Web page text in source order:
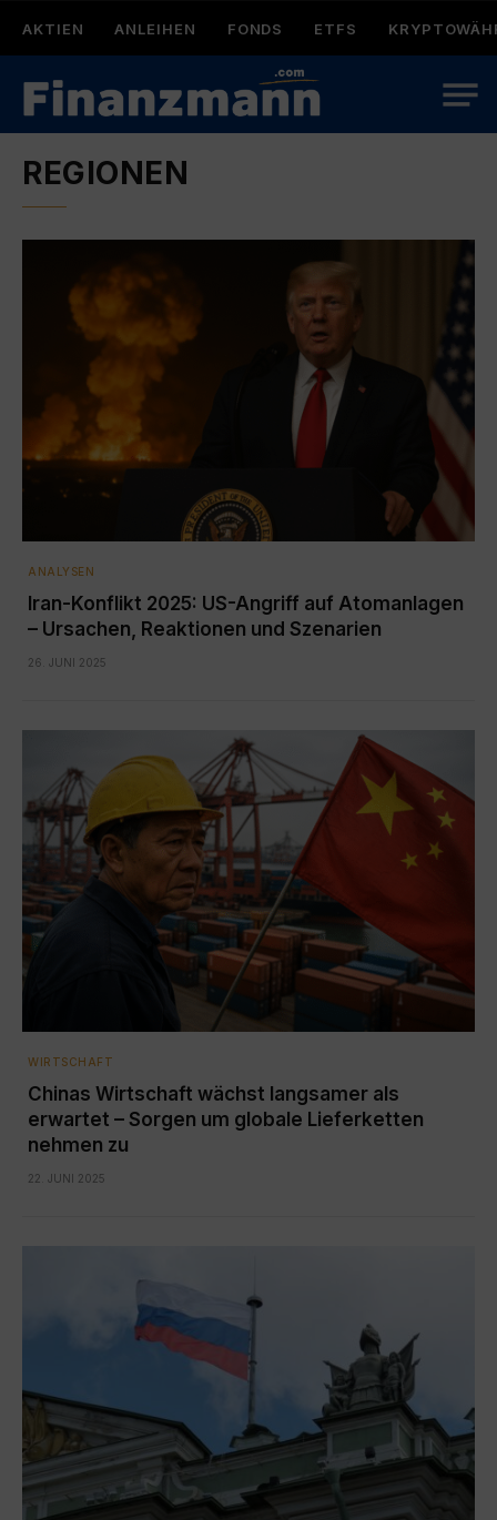
AKTIEN ANLEIHEN FONDS ETFS
REGIONEN
ANALYSEN
Iran-Konflikt 2025: US-Angriff auf Atomanlagen
– Ursachen, Reaktionen und Szenarien
26. JUNI 2025
WIRTSCHAFT
Chinas Wirtschaft wächst langsamer als
erwartet – Sorgen um globale Lieferketten
nehmen zu
22. JUNI 2025